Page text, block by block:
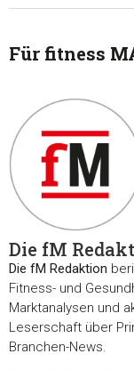
Diese Webseite
Wir verwenden
personalisieren,
und die Zugriffe
geben wir
unsere Partner
Unsere Partner
weiteren Daten
die sie im
Einwilligungsauswahl
Notwendig
Für fitness
Die fM
Die fM Redaktion
Fitness- und
Marktanalysen und
Leserschaft über
Branchen-News.